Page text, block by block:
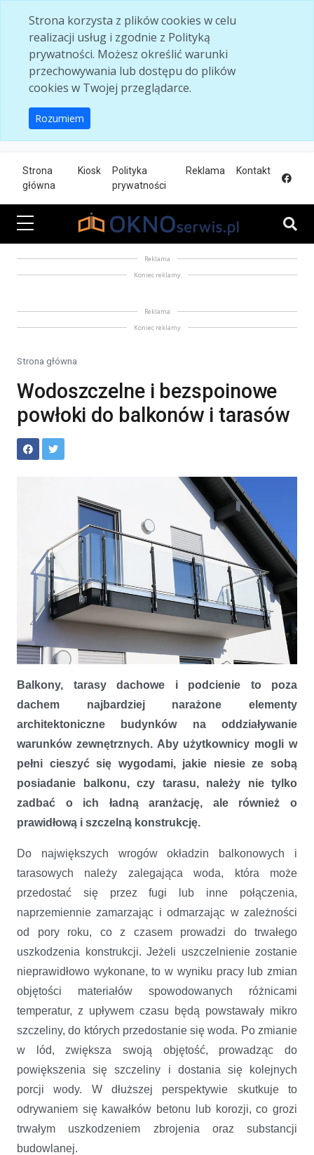
Strona korzysta z plików cookies w celu
realizacji usług i zgodnie z Polityką
prywatności. Możesz określić warunki
przechowywania lub dostępu do plików
cookies w Twojej przeglądarce.
Rozumiem
Strona
główna
Kiosk
Polityka
prywatności
Reklama Kontakt
Reklama
Koniec reklamy
Reklama
Koniec reklamy
Strona główna
Wodoszczelne i bezspoinowe
powłoki do balkonów i tarasów
Balkony, tarasy dachowe i podcienie to poza
dachem najbardziej narażone elementy
architektoniczne budynków na oddziaływanie
warunków zewnętrznych. Aby użytkownicy mogli w
pełni cieszyć się wygodami, jakie niesie ze sobą
posiadanie balkonu, czy tarasu, należy nie tylko
zadbać o ich ładną aranżację, ale również o
prawidłową i szczelną konstrukcję.
Do największych wrogów okładzin balkonowych i
tarasowych należy zalegająca woda, która może
przedostać się przez fugi lub inne połączenia,
naprzemiennie zamarzając i odmarzając w zależności
od pory roku, co z czasem prowadzi do trwałego
uszkodzenia konstrukcji. Jeżeli uszczelnienie zostanie
nieprawidłowo wykonane, to w wyniku pracy lub zmian
objętości materiałów spowodowanych różnicami
temperatur, z upływem czasu będą powstawały mikro
szczeliny, do których przedostanie się woda. Po zmianie
w lód, zwiększa swoją objętość, prowadząc do
powiększenia się szczeliny i dostania się kolejnych
porcji wody. W dłuższej perspektywie skutkuje to
odrywaniem się kawałków betonu lub korozji, co grozi
trwałym uszkodzeniem zbrojenia oraz substancji
budowlanej.